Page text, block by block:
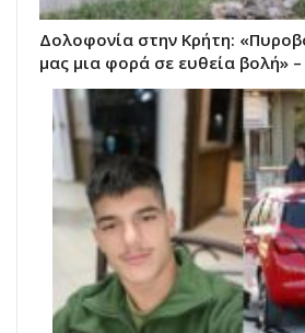
Δολοφονία στην Κρήτη:
μας μια φορά σε ευθεία βολή»